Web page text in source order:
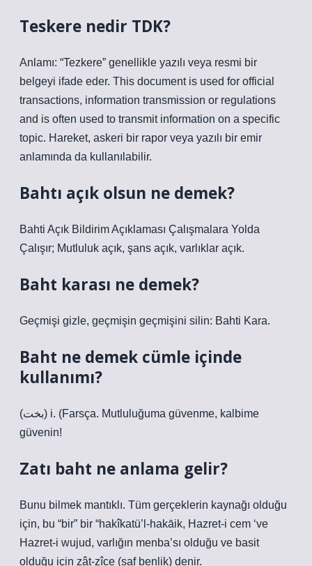
Teskere nedir TDK?
Anlamı: “Tezkere” genellikle yazılı veya resmi bir
belgeyi ifade eder. This document is used for official
transactions, information transmission or regulations
and is often used to transmit information on a specific
topic. Hareket, askeri bir rapor veya yazılı bir emir
anlamında da kullanılabilir.
Bahtı açık olsun ne demek?
Bahti Açık Bildirim Açıklaması Çalışmalara Yolda
Çalışır; Mutluluk açık, şans açık, varlıklar açık.
Baht karası ne demek?
Geçmişi gizle, geçmişin geçmişini silin: Bahti Kara.
Baht ne demek cümle içinde
kullanımı?
(ﺑﺨﺖ) i. (Farsça. Mutluluğuma güvenme, kalbime
güvenin!
Zatı baht ne anlama gelir?
Bunu bilmek mantıklı. Tüm gerçeklerin kaynağı olduğu
için, bu “bir” bir “hakîkatü’l-hakāik, Hazret-i cem ‘ve
Hazret-i wujud, varlığın menba’sı olduğu ve basit
olduğu için zât-zîce (saf benlik) denir.